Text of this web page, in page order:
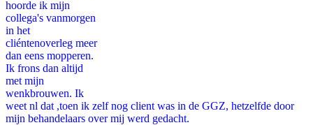
hoorde ik mijn
collega's vanmorgen
in het
cliéntenoverleg meer
dan eens mopperen.
Ik frons dan altijd
met mijn
wenkbrouwen. Ik
weet nl dat ,toen ik zelf nog client was in de GGZ, hetzelfde door
mijn behandelaars over mij werd gedacht.